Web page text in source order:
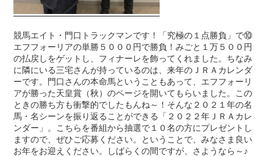
競馬エイト・門口トラックマンです！「究極の１点勝負」で⑩
エフフォーリアの単勝５０００円で勝負！みごと１万５００円
の払戻しをゲットし、フィナーレを飾ってくれました。ちなみ
に隣にいる三宅さんが持っているのは、来年のＪＲＡカレンダ
ーです。門口さんの本命馬ということもあって、エフフォーリ
アが勝った天皇賞（秋）のページを開いてもらいました。この
ときの勝ち方も衝撃的でしたもんね～！そんな２０２１年の名
馬・名シーンを振り返ることができる「２０２２年ＪＲＡカレ
ンダー」。こちらを番組から抽選で１０名の方にプレゼントし
ますので、ぜひご応募ください。ということで、みなさま良い
お年をお迎えください。しばらくの間ですが、さようなら～♪